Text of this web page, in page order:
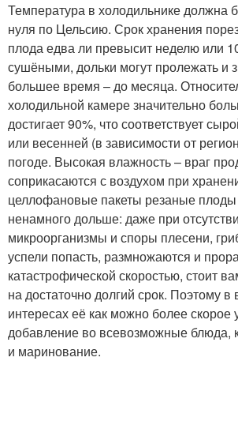
Температура в холодильнике должна
нуля по Цельсию. Срок хранения
плода едва ли превысит неделю или
сушёными, дольки могут пролежать и
большее время – до месяца.
холодильной камере значительно
достигает 90%, что соответствует
или весенней (в зависимости от
погоде. Высокая влажность – враг
соприкасаются с воздухом при
целлофановые пакеты резаные плоды
ненамного дольше: даже при
микроорганизмы и споры плесени,
успели попасть, размножаются и
катастрофической скоростью, стоит
на достаточно долгий срок. Поэтому
интересах её как можно более скорое
добавление во всевозможные блюда,
и маринование.